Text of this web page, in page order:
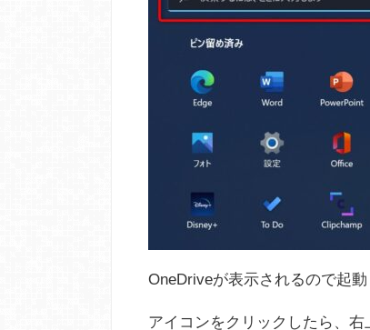
OneDriveが表示されるので起動
アイコンをクリックしたら、